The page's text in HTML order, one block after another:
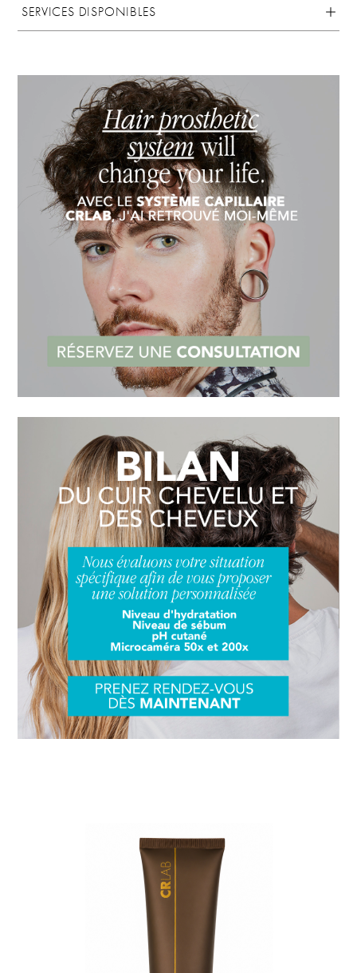
SERVICES DISPONIBLES